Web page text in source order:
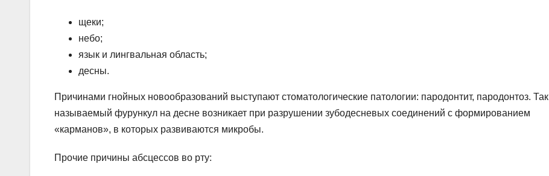
щеки;
небо;
язык и лингвальная область;
десны.
Причинами гнойных новообразований выступают стоматологические патологии: пародонтит, пародонтоз. Так
называемый фурункул на десне возникает при разрушении зубодесневых соединений с формированием
«карманов», в которых развиваются микробы.
Прочие причины абсцессов во рту: